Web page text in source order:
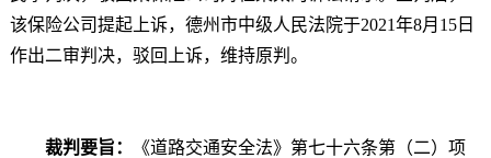
该保险公司提起上诉，德州市中级人民法院于2021年8月15日
作出二审判决，驳回上诉，维持原判。
裁判要旨：
《道路交通安全法》第七十六条第（二）项